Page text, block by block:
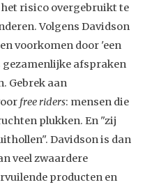
het risico overgebruikt te
Volgens Davidson
voorkomen door 'een
gezamenlijke afspraken
Gebrek aan
free riders: mensen die
plukken. En "zij
Davidson is dan
veel zwaardere
producten en